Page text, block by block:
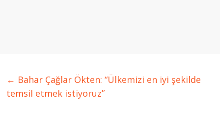
← Bahar Çağlar Ökten: “Ülkemizi en iyi şekilde
temsil etmek istiyoruz”